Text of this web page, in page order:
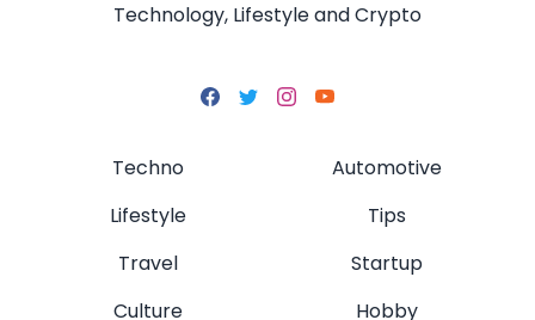
Technology, Lifestyle and Crypto
Techno
Lifestyle
Travel
Culture
Automotive
Tips
Startup
Hobby